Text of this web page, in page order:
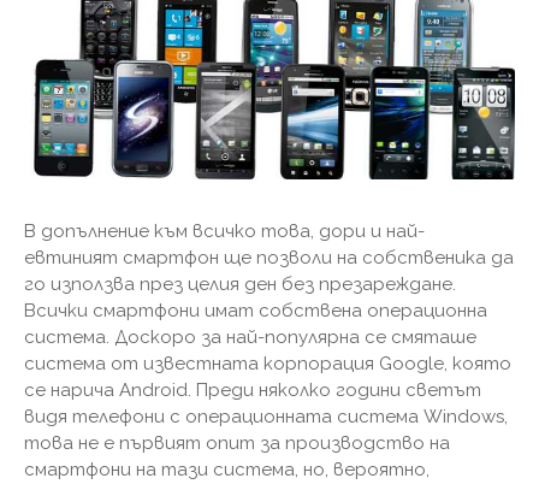
В допълнение към всичко това, дори и най-
евтиният смартфон ще позволи на собственика да
го използва през целия ден без презареждане.
Всички смартфони имат собствена операционна
система. Доскоро за най-популярна се смяташе
система от известната корпорация Google, която
се нарича Android. Преди няколко години светът
видя телефони с операционната система Windows,
това не е първият опит за производство на
смартфони на тази система, но, вероятно,